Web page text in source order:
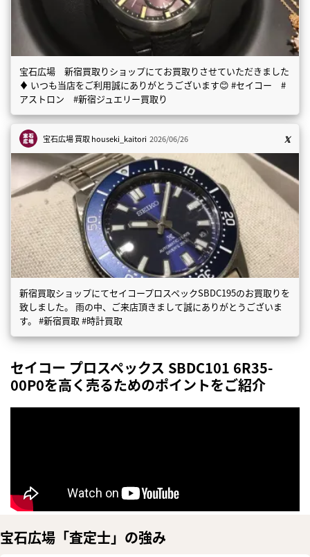
宝石広場 新宿買取りショップにてお買取りさせていただきました
♦️ いつも当店をご利用誠にありがとうございます😊 #セイコー #
アストロン #新宿ジュエリー買取り
宝石広場 買取houseki_kaitori 2026/06/26
新宿買取ショップにてセイコープロスペックSBDC195のお買取りを
致しました。 雨の中、ご来店頂きまして誠にありがとうございま
す。 #新宿買取 #時計買取
セイコー プロスペックス SBDC101 6R35-
00P0を高く売るためのポイントをご紹介
宝石広場「査定士」の強み